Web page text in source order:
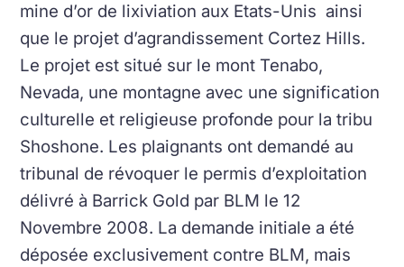
mine d’or de lixiviation aux Etats-Unis ainsi
que le projet d’agrandissement Cortez Hills.
Le projet est situé sur le mont Tenabo,
Nevada, une montagne avec une signification
culturelle et religieuse profonde pour la tribu
Shoshone. Les plaignants ont demandé au
tribunal de révoquer le permis d’exploitation
délivré à Barrick Gold par BLM le 12
Novembre 2008. La demande initiale a été
déposée exclusivement contre BLM, mais